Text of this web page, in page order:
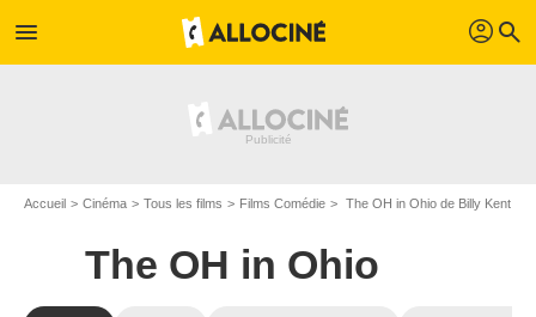
menu profil search
Accueil Cinéma Tous les films Films Comédie The OH in Ohio de Billy Kent
The OH in Ohio